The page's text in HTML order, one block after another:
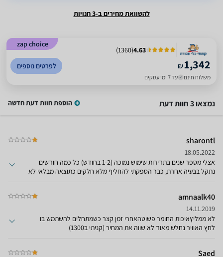
להשוואת מחירים ב-3 חנויות
zap choice
4.63
(
1360
)
₪1,342
משלוח חינם עד 7 ימי עסקים
לפרטים נוספים
נמצאו 3 חוות דעת הוספת חוות דעת חדשה
sharontl
18.05.2022
אצלי מספר שנים בתדירות שימוש נמוכה (1-2 בחודש) כל כמה חודשים
נתקל בבעיה אחרת, כבר הספקתי להחליף מלא חלקים כתוצאה מבלאי לא
amnaalk40
14.11.2019
לא ממליץאיכות החומר פשוטהאחרי זמן קצר כשמתחלים להשתמש בו
לחץ האוויר נחלש מאוד לא שווה את המחיר (קניתי ב1300)
Saed